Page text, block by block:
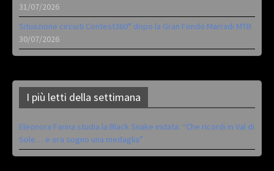
31/07/2026
Situazione circuiti Contest360° dopo la Gran Fondo Marradi MTB
30/07/2026
I più letti della settimana
Eleonora Farina studia la Black Snake iridata: “Che ricordi in Val di
Sole… e ora sogno una medaglia”